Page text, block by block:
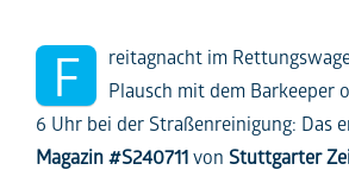
F
reitagnacht im
Plausch mit dem Barkeeper
6 Uhr bei der Straßenreinigung: Das
Magazin#S240711von Stuttgarter